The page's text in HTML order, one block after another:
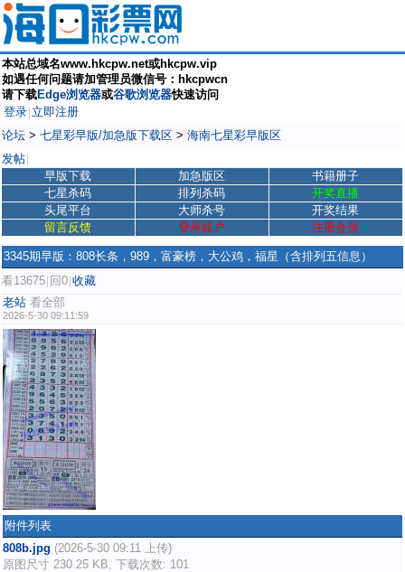
本站总域名www.hkcpw.net或hkcpw.vip
如遇任何问题请加管理员微信号：hkcpwcn
请下载Edge浏览器或谷歌浏览器快速访问
登录 立即注册
论坛 > 七星彩早版/加急版下载区 > 海南七星彩早版区
发帖
早版下载 加急版区
书籍册子
七星杀码
排列杀码
开奖直播
头尾平台
大师杀号
开奖结果
留言反馈
登录账户 注册会员
3345期早版：808长条，989，富豪榜，大公鸡，福星（含排列五信息）
看13675 回0 收藏
老站 看全部
2026-5-30 09:11:59
附件列表
808b.jpg (2026-5-30 09:11 上传)
原图尺寸 230.25 KB, 下载次数: 101